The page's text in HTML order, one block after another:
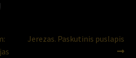
Jerezas. Paskutinis puslapis